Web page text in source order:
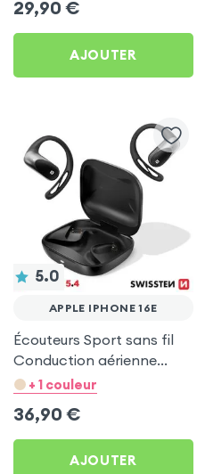
29,90 €
AJOUTER
5.0
APPLE IPHONE 16E
Écouteurs Sport sans fil
Conduction aérienne
Swissten Run Noir pour
+ 1 couleur
36,90 €
AJOUTER